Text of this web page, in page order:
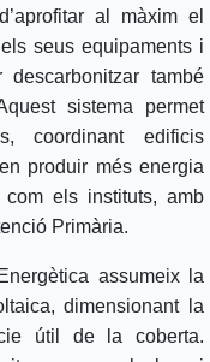
al màxim el
seus equipaments i
també
sistema permet
coordinant edificis
produir més energia
els instituts, amb
Primària.
assumeix la
dimensionant la
útil de la coberta.